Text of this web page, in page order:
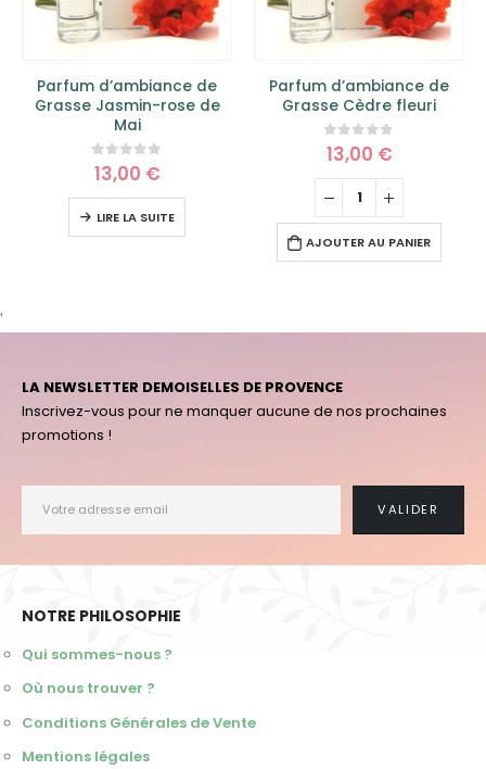
Parfum d’ambiance de
Grasse Cèdre fleuri
0sur 5
13,00€
AJOUTER AU PANIER
Parfum d’ambiance de
Grasse Jasmin de Grasse
0sur 5
13,00€
AJOUTER AU PANIER
'
LA NEWSLETTER DEMOISELLES DE PROVENCE
Inscrivez-vous pour ne manquer aucune de nos prochaines
promotions !
NOTRE PHILOSOPHIE
Qui sommes-nous ?
Où nous trouver ?
Conditions Générales de Vente
Mentions légales